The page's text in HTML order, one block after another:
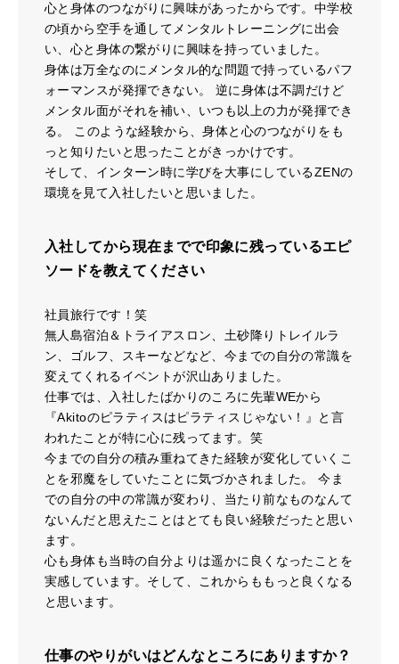
心と身体のつながりに興味があったからです。中学校
の頃から空手を通してメンタルトレーニングに出会
い、心と身体の繋がりに興味を持っていました。
身体は万全なのにメンタル的な問題で持っているパフ
ォーマンスが発揮できない。 逆に身体は不調だけど
メンタル面がそれを補い、いつも以上の力が発揮でき
る。 このような経験から、身体と心のつながりをも
っと知りたいと思ったことがきっかけです。
そして、インターン時に学びを大事にしているZENの
環境を見て入社したいと思いました。
入社してから現在までで印象に残っているエピ
ソードを教えてください
社員旅行です！笑
無人島宿泊＆トライアスロン、土砂降りトレイルラ
ン、ゴルフ、スキーなどなど、今までの自分の常識を
変えてくれるイベントが沢山ありました。
仕事では、入社したばかりのころに先輩WEから
『Akitoのピラティスはピラティスじゃない！』と言
われたことが特に心に残ってます。笑
今までの自分の積み重ねてきた経験が変化していくこ
とを邪魔をしていたことに気づかされました。 今ま
での自分の中の常識が変わり、当たり前なものなんて
ないんだと思えたことはとても良い経験だったと思い
ます。
心も身体も当時の自分よりは遥かに良くなったことを
実感しています。そして、これからももっと良くなる
と思います。
仕事のやりがいはどんなところにありますか？